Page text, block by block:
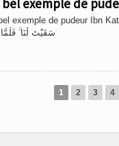
exemple de
سَقَيْتَ لَنَا
1 2 3 4